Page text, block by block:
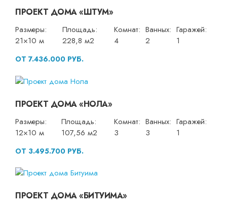
ПРОЕКТ ДОМА «ШТУМ»
Размеры:
21×10 м
Площадь:
228,8 м2
Комнат:
4
Ванных:
2
Гаражей:
1
ОТ 7.436.000 РУБ.
ПРОЕКТ ДОМА «НОЛА»
Размеры:
12×10 м
Площадь:
107,56 м2
Комнат:
3
Ванных:
3
Гаражей:
1
ОТ 3.495.700 РУБ.
ПРОЕКТ ДОМА «БИТУИМА»